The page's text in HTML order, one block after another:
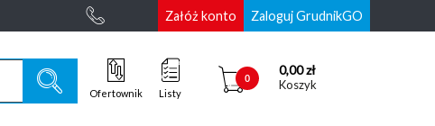
Załóż konto Zaloguj GrudnikGO
0
0,00 zł
Koszyk
Ofertownik Listy